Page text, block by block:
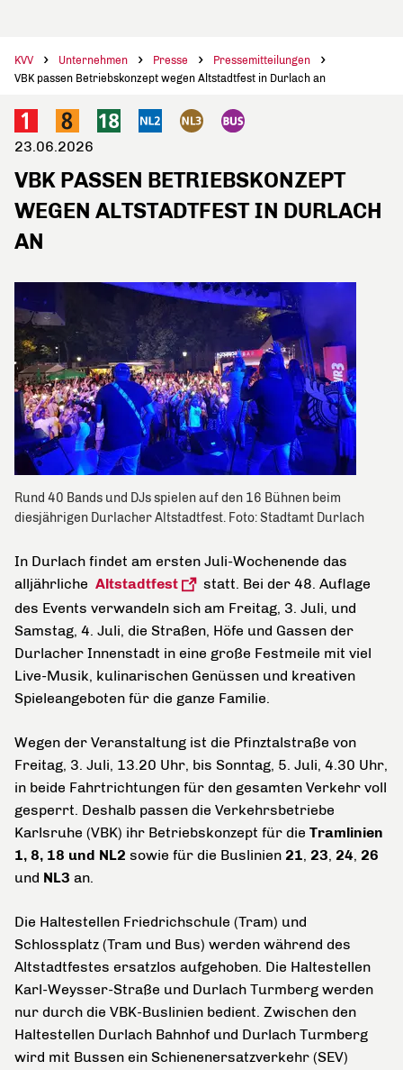
KVV Unternehmen Presse
Pressemitteilungen
VBK passen Betriebskonzept wegen Altstadtfest in Durlach an
23.06.2026
VBK PASSEN BETRIEBSKONZEPT
WEGEN ALTSTADTFEST IN DURLACH
AN
Rund 40 Bands und DJs spielen auf den 16 Bühnen beim
diesjährigen Durlacher Altstadtfest. Foto: Stadtamt Durlach
In Durlach findet am ersten Juli-Wochenende das
alljährliche Altstadtfest
statt. Bei der 48. Auflage
des Events verwandeln sich am Freitag, 3. Juli, und
Samstag, 4. Juli, die Straßen, Höfe und Gassen der
Durlacher Innenstadt in eine große Festmeile mit viel
Live-Musik, kulinarischen Genüssen und kreativen
Spieleangeboten für die ganze Familie.
Wegen der Veranstaltung ist die Pfinztalstraße von
Freitag, 3. Juli, 13.20 Uhr, bis Sonntag, 5. Juli, 4.30 Uhr,
in beide Fahrtrichtungen für den gesamten Verkehr voll
gesperrt. Deshalb passen die Verkehrsbetriebe
Karlsruhe (VBK) ihr Betriebskonzept für die Tramlinien
1, 8, 18 und NL2 sowie für die Buslinien 21, 23, 24, 26
und NL3 an.
Die Haltestellen Friedrichschule (Tram) und
Schlossplatz (Tram und Bus) werden während des
Altstadtfestes ersatzlos aufgehoben. Die Haltestellen
Karl-Weysser-Straße und Durlach Turmberg werden
nur durch die VBK-Buslinien bedient. Zwischen den
Haltestellen Durlach Bahnhof und Durlach Turmberg
wird mit Bussen ein Schienenersatzverkehr (SEV)